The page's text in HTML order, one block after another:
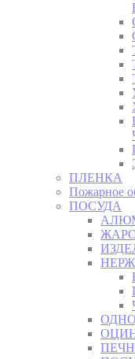
ПЛЕНКА
Пожарное
ПОСУДА